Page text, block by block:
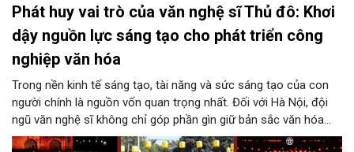
Phát huy vai trò của văn nghệ sĩ Thủ đô: Khơi
dậy nguồn lực sáng tạo cho phát triển công
nghiệp văn hóa
Trong nền kinh tế sáng tạo, tài năng và sức sáng tạo của con
người chính là nguồn vốn quan trọng nhất. Đối với Hà Nội, đội
ngũ văn nghệ sĩ không chỉ góp phần gìn giữ bản sắc văn hóa
mà còn giữ vai trò trung tâm trong quá trình hình thành các sản